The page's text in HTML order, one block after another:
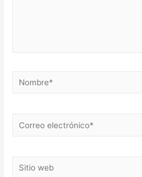
Nombre*
Correo
Sitio